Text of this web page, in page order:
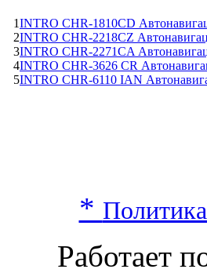
1INTRO CHR-1810CD
2INTRO CHR-2218CZ
3INTRO CHR-2271CA
4INTRO CHR-3626 CR
5INTRO CHR-6110 IAN
*
Работает